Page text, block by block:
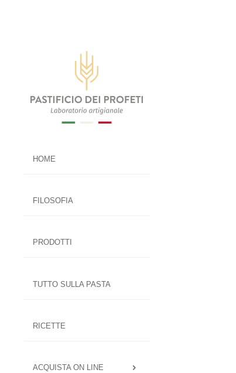
HOME
FILOSOFIA
PRODOTTI
TUTTO SULLA PASTA
RICETTE
ACQUISTA ON LINE